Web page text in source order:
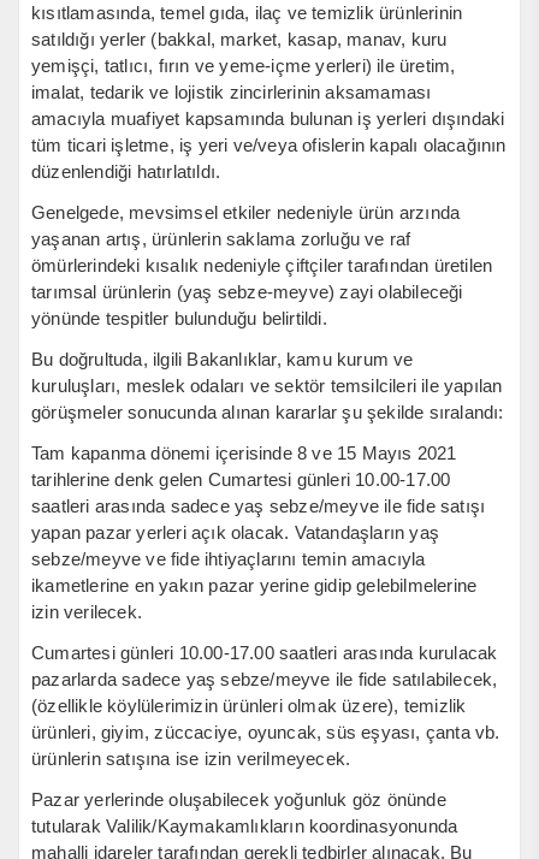
kısıtlamasında, temel gıda, ilaç ve temizlik ürünlerinin
satıldığı yerler (bakkal, market, kasap, manav, kuru
yemişçi, tatlıcı, fırın ve yeme-içme yerleri) ile üretim,
imalat, tedarik ve lojistik zincirlerinin aksamaması
amacıyla muafiyet kapsamında bulunan iş yerleri dışındaki
tüm ticari işletme, iş yeri ve/veya ofislerin kapalı olacağının
düzenlendiği hatırlatıldı.
Genelgede, mevsimsel etkiler nedeniyle ürün arzında
yaşanan artış, ürünlerin saklama zorluğu ve raf
ömürlerindeki kısalık nedeniyle çiftçiler tarafından üretilen
tarımsal ürünlerin (yaş sebze-meyve) zayi olabileceği
yönünde tespitler bulunduğu belirtildi.
Bu doğrultuda, ilgili Bakanlıklar, kamu kurum ve
kuruluşları, meslek odaları ve sektör temsilcileri ile yapılan
görüşmeler sonucunda alınan kararlar şu şekilde sıralandı:
Tam kapanma dönemi içerisinde 8 ve 15 Mayıs 2021
tarihlerine denk gelen Cumartesi günleri 10.00-17.00
saatleri arasında sadece yaş sebze/meyve ile fide satışı
yapan pazar yerleri açık olacak. Vatandaşların yaş
sebze/meyve ve fide ihtiyaçlarını temin amacıyla
ikametlerine en yakın pazar yerine gidip gelebilmelerine
izin verilecek.
Cumartesi günleri 10.00-17.00 saatleri arasında kurulacak
pazarlarda sadece yaş sebze/meyve ile fide satılabilecek,
(özellikle köylülerimizin ürünleri olmak üzere), temizlik
ürünleri, giyim, züccaciye, oyuncak, süs eşyası, çanta vb.
ürünlerin satışına ise izin verilmeyecek.
Pazar yerlerinde oluşabilecek yoğunluk göz önünde
tutularak Valilik/Kaymakamlıkların koordinasyonunda
mahalli idareler tarafından gerekli tedbirler alınacak. Bu